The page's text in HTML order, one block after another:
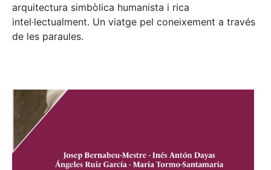
arquitectura simbòlica humanista i rica
intel·lectualment. Un viatge pel coneixement a través
de les paraules.